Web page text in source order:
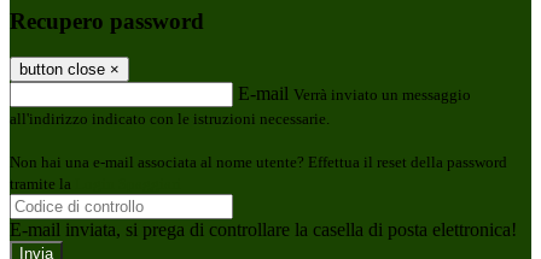
Recupero password
button close ×
E-mail Verrà inviato un messaggio
all'indirizzo indicato con le istruzioni necessarie.
Non hai una e-mail associata al nome utente? Effettua il reset della password
tramite la
E-mail inviata, si prega di controllare la casella di posta elettronica!